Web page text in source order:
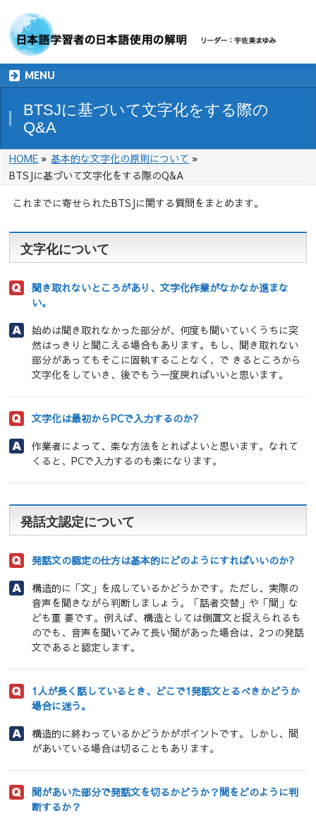
MENU
BTSJに基づいて文字化をする際の
Q&A
HOME » 基本的な文字化の原則について »
BTSJに基づいて文字化をする際のQ&A
これまでに寄せられたBTSJに関する質問をまとめます。
文字化について
聞き取れないところがあり、文字化作業がなかなか進まな
い。
始めは聞き取れなかった部分が、何度も聞いていくうちに突
然はっきりと聞こえる場合もあります。もし、聞き取れない
部分があってもそこに固執することなく、で きるところから
文字化をしていき、後でもう一度戻ればいいと思います。
文字化は最初からPCで入力するのか?
作業者によって、楽な方法をとればよいと思います。なれて
くると、PCで入力するのも楽になります。
発話文認定について
発話文の認定の仕方は基本的にどのようにすればいいのか?
構造的に「文」を成しているかどうかです。ただし、実際の
音声を聞きながら判断しましょう。「話者交替」や「間」な
ども重 要です。例えば、構造としては倒置文と捉えられるも
のでも、音声を聞いてみて長い間があった場合は、2つの発話
文であると認定します。
1人が長く話しているとき、どこで1発話文とるべきかどうか
場合に迷う。
構造的に終わっているかどうかがポイントです。しかし、間
があいている場合は切ることもあります。
間があいた部分で発話文を切るかどうか？間をどのように判
断するか？